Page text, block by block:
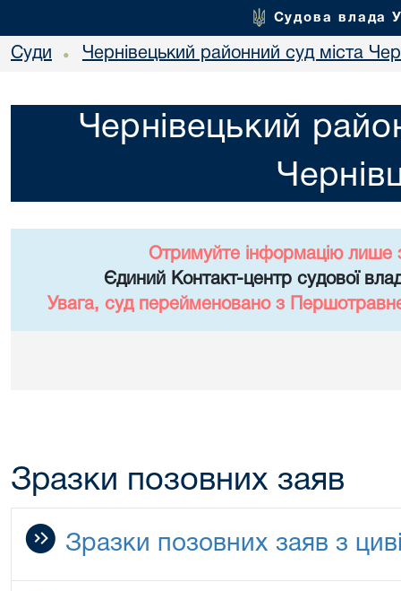
Судова влада
Суди • Чернівецький районний суд міста
Чернівецький
Отримуйте інформацію лише
Єдиний Контакт-центр судової
Увага, суд перейменовано з
Зразки позовних заяв
Зразки позовних заяв з